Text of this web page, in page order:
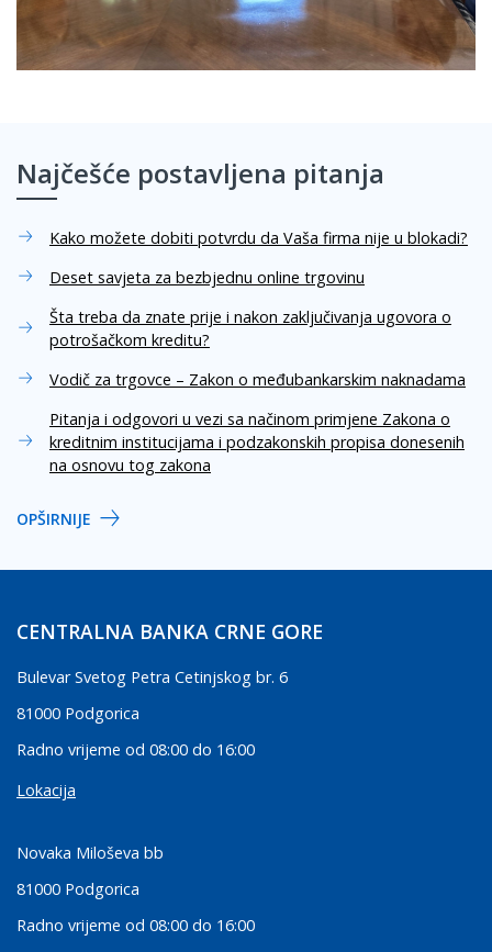
Najčešće postavljena pitanja
Kako možete dobiti potvrdu da Vaša firma nije u blokadi?
Deset savjeta za bezbjednu online trgovinu
Šta treba da znate prije i nakon zaključivanja ugovora o
potrošačkom kreditu?
Vodič za trgovce – Zakon o međubankarskim naknadama
Pitanja i odgovori u vezi sa načinom primjene Zakona o
kreditnim institucijama i podzakonskih propisa donesenih
na osnovu tog zakona
OPŠIRNIJE
CENTRALNA BANKA CRNE GORE
Bulevar Svetog Petra Cetinjskog br. 6
81000 Podgorica
Radno vrijeme od 08:00 do 16:00
Lokacija
Novaka Miloševa bb
81000 Podgorica
Radno vrijeme od 08:00 do 16:00